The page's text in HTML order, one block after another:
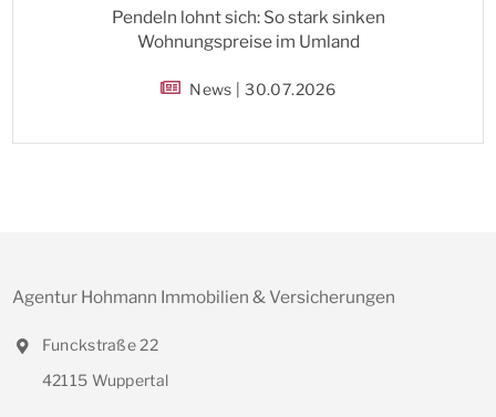
Pendeln lohnt sich: So stark sinken
Wohnungspreise im Umland
News | 30.07.2026
Agentur Hohmann Immobilien & Versicherungen
Funckstraße 22
42115 Wuppertal